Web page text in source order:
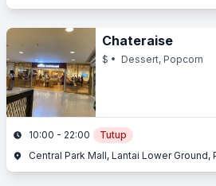
Chateraise
$ • Dessert, Popcorn
10:00 - 22:00
Tutup